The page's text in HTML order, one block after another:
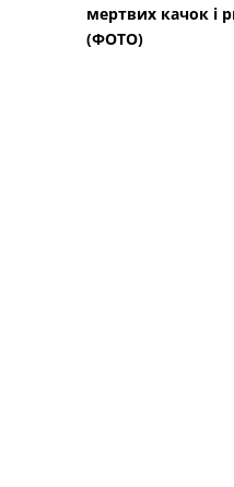
мертвих качок і
(ФОТО)